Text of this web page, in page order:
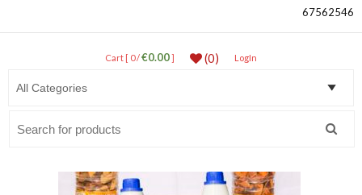
67562546
Cart [ 0 /€0.00] (0) LogIn